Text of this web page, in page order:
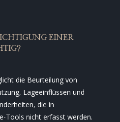
EINER
die Beurteilung von
Lageeinflüssen und
die in
Tools nicht erfasst werden.